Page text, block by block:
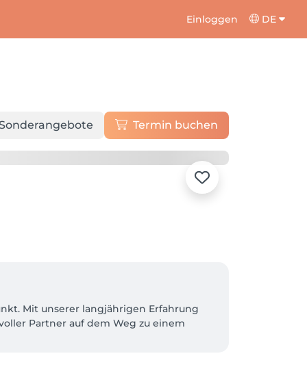
Einloggen DE
Termin buchen
Mit unserer langjährigen Erfahrung
Partner auf dem Weg zu einem